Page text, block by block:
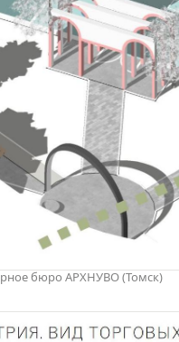
бюро АРХНУВО (Томск)